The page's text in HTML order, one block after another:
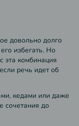
довольно долго
избегать. Но
эта комбинация
речь идет об
кедами или даже
сочетания до